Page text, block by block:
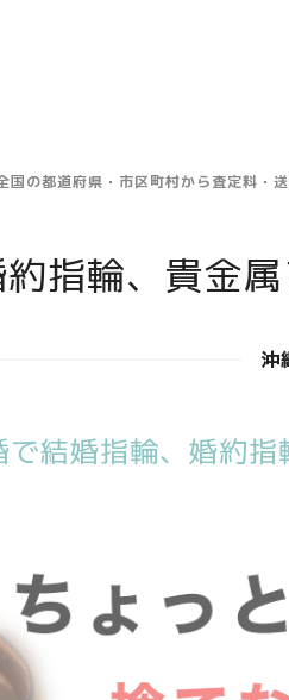
の都道府県・市区町村から査定料・
指輪、貴金
沖
結婚指輪、婚約指